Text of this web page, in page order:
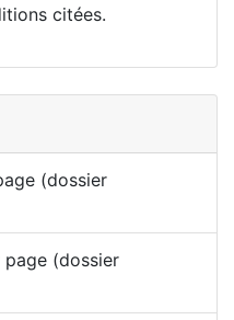
citées.
(dossier
(dossier